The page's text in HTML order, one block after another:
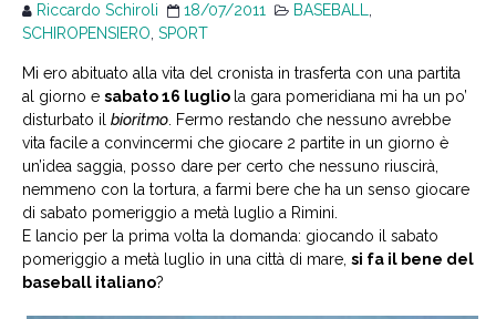
Riccardo Schiroli 18/07/2011 BASEBALL
SCHIROPENSIERO SPORT
Mi ero abituato alla vita del cronista in trasferta con una partita
al giorno e sabato 16 luglio la gara pomeridiana mi ha un po’
disturbato il bioritmo . Fermo restando che nessuno avrebbe
vita facile a convincermi che giocare 2 partite in un giorno è
un’idea saggia, posso dare per certo che nessuno riuscirà,
nemmeno con la tortura, a farmi bere che ha un senso giocare
di sabato pomeriggio a metà luglio a Rimini.
E lancio per la prima volta la domanda: giocando il sabato
pomeriggio a metà luglio in una città di mare, si fa il bene del
baseball italiano?